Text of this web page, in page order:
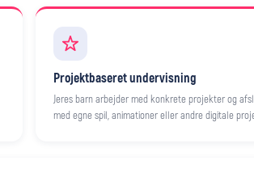
Projektbaseret undervisning
Jeres barn arbejder med konkrete projekter og
med egne spil, animationer eller andre digitale